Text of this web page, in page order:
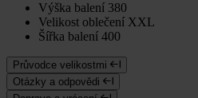
Výška balení 380
Velikost oblečení XXL
Šířka balení 400
Průvodce velikostmi
Otázky a odpovědi